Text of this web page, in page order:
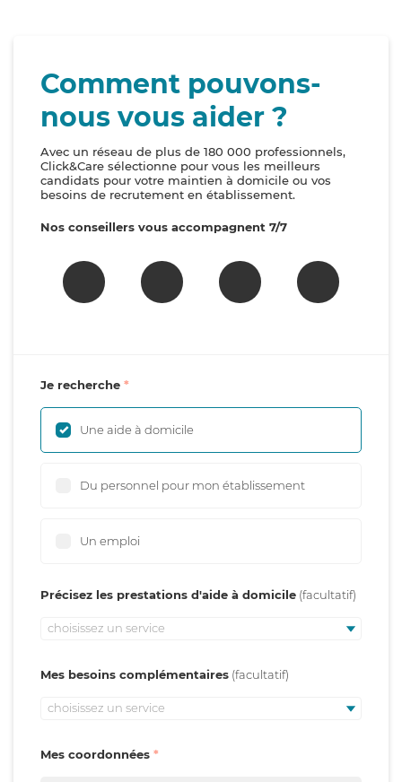
Comment pouvons-
nous vous aider ?
Avec un réseau de plus de 180 000 professionnels,
Click&Care sélectionne pour vous les meilleurs
candidats pour votre maintien à domicile ou vos
besoins de recrutement en établissement.
Nos conseillers vous accompagnent 7/7
Je recherche
Une aide à domicile
Du personnel pour mon établissement
Un emploi
Précisez les prestations d'aide à domicile
choisissez un service
Mes besoins complémentaires
choisissez un service
Mes coordonnées